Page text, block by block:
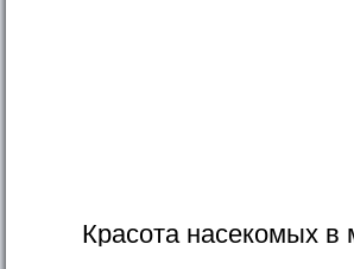
Красота насекомых в